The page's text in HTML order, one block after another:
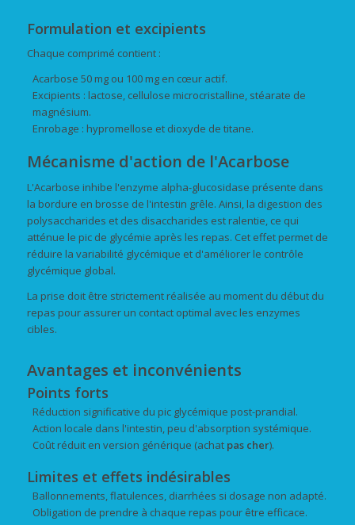
Formulation et excipients
Chaque comprimé contient :
Acarbose 50 mg ou 100 mg en cœur actif.
Excipients : lactose, cellulose microcristalline, stéarate de
magnésium.
Enrobage : hypromellose et dioxyde de titane.
Mécanisme d'action de l'Acarbose
L'Acarbose inhibe l'enzyme alpha-glucosidase présente dans
la bordure en brosse de l'intestin grêle. Ainsi, la digestion des
polysaccharides et des disaccharides est ralentie, ce qui
atténue le pic de glycémie après les repas. Cet effet permet de
réduire la variabilité glycémique et d'améliorer le contrôle
glycémique global.
La prise doit être strictement réalisée au moment du début du
repas pour assurer un contact optimal avec les enzymes
cibles.
Avantages et inconvénients
Points forts
Réduction significative du pic glycémique post-prandial.
Action locale dans l'intestin, peu d'absorption systémique.
Coût réduit en version générique (achat pas cher).
Limites et effets indésirables
Ballonnements, flatulences, diarrhées si dosage non adapté.
Obligation de prendre à chaque repas pour être efficace.